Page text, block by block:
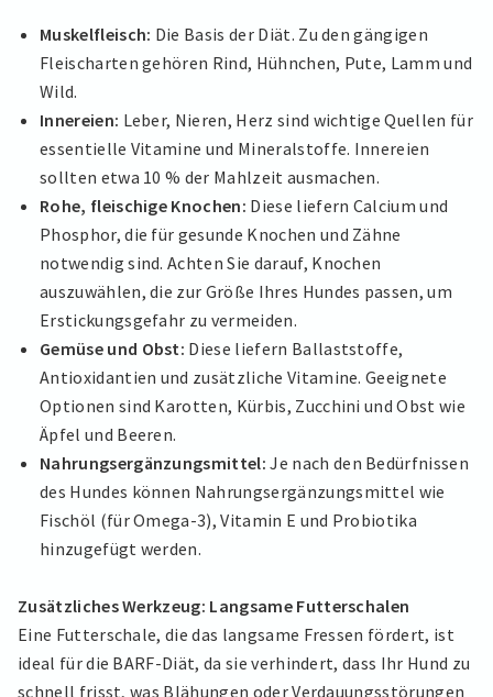
Muskelfleisch: Die Basis der Diät. Zu den gängigen
Fleischarten gehören Rind, Hühnchen, Pute, Lamm und
Wild.
Innereien: Leber, Nieren, Herz sind wichtige Quellen für
essentielle Vitamine und Mineralstoffe. Innereien
sollten etwa 10 % der Mahlzeit ausmachen.
Rohe, fleischige Knochen: Diese liefern Calcium und
Phosphor, die für gesunde Knochen und Zähne
notwendig sind. Achten Sie darauf, Knochen
auszuwählen, die zur Größe Ihres Hundes passen, um
Erstickungsgefahr zu vermeiden.
Gemüse und Obst: Diese liefern Ballaststoffe,
Antioxidantien und zusätzliche Vitamine. Geeignete
Optionen sind Karotten, Kürbis, Zucchini und Obst wie
Äpfel und Beeren.
Nahrungsergänzungsmittel: Je nach den Bedürfnissen
des Hundes können Nahrungsergänzungsmittel wie
Fischöl (für Omega-3), Vitamin E und Probiotika
hinzugefügt werden.
Zusätzliches Werkzeug: Langsame Futterschalen
Eine Futterschale, die das langsame Fressen fördert, ist
ideal für die BARF-Diät, da sie verhindert, dass Ihr Hund zu
schnell frisst, was Blähungen oder Verdauungsstörungen